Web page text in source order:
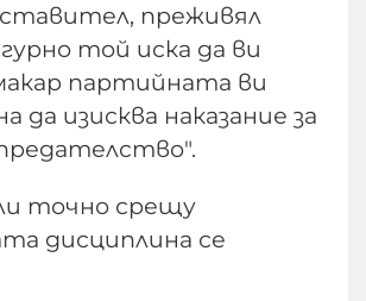
преживял
той иска да ви
партийната ви
да изисква наказание за
точно срещу
дисциплина се